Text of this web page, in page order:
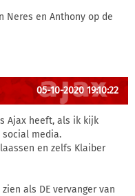
Neres en Anthony op de
05-10-2020 19:10:22
Ajax heeft, als ik kijk
media.
en zelfs Klaiber
als DE vervanger van